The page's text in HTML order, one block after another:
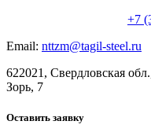
+7
Email: nttzm@tagil-steel.ru
622021, Свердловская
Зорь, 7
Оставить заявку